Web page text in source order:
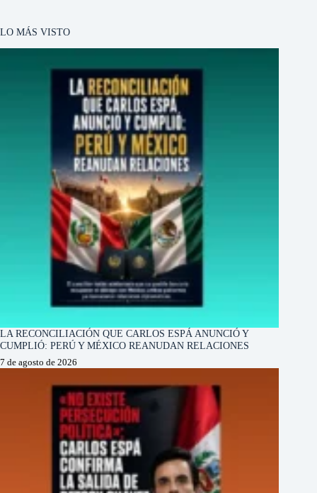
LO MÁS VISTO
LA RECONCILIACIÓN QUE CARLOS ESPÁ ANUNCIÓ Y
CUMPLIÓ: PERÚ Y MÉXICO REANUDAN RELACIONES
7 de agosto de 2026